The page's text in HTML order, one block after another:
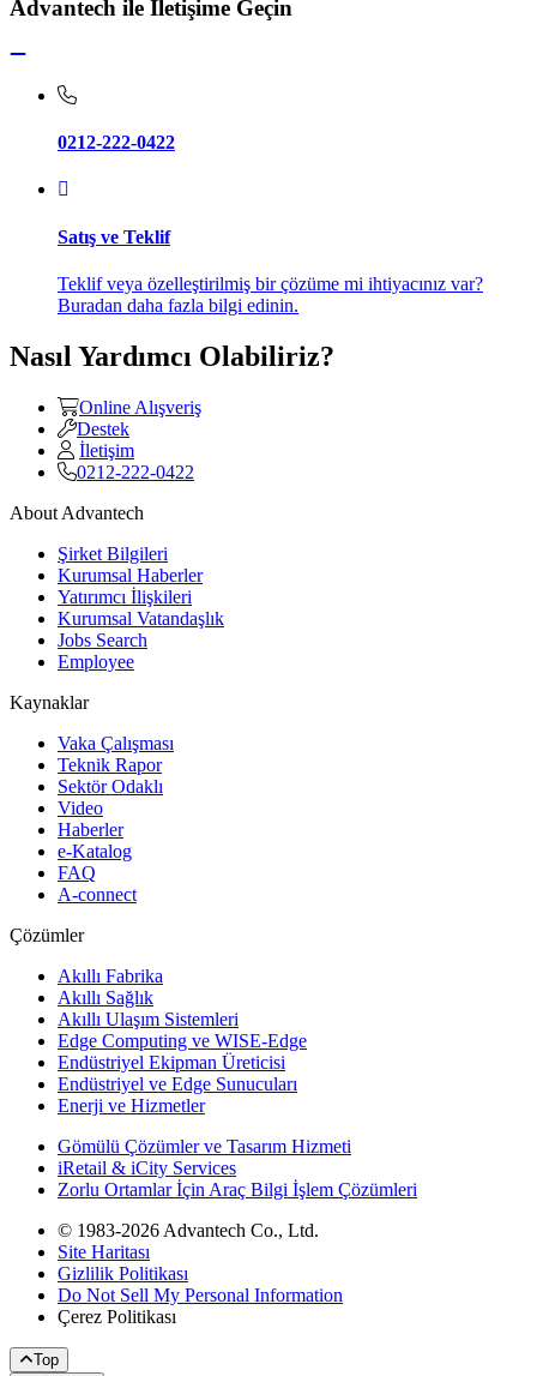
Advantech ile İletişime Geçin
0212-222-0422
Satış ve Teklif
Teklif veya özelleştirilmiş bir çözüme mi ihtiyacınız var?
Buradan daha fazla bilgi edinin.
Nasıl Yardımcı Olabiliriz?
Online Alışveriş
Destek
İletişim
0212-222-0422
About Advantech
Şirket Bilgileri
Kurumsal Haberler
Yatırımcı İlişkileri
Kurumsal Vatandaşlık
Jobs Search
Employee
Kaynaklar
Vaka Çalışması
Teknik Rapor
Sektör Odaklı
Video
Haberler
e-Katalog
FAQ
A-connect
Çözümler
Akıllı Fabrika
Akıllı Sağlık
Akıllı Ulaşım Sistemleri
Edge Computing ve WISE-Edge
Endüstriyel Ekipman Üreticisi
Endüstriyel ve Edge Sunucuları
Enerji ve Hizmetler
Gömülü Çözümler ve Tasarım Hizmeti
iRetail & iCity Services
Zorlu Ortamlar İçin Araç Bilgi İşlem Çözümleri
© 1983-2026 Advantech Co., Ltd.
Site Haritası
Gizlilik Politikası
Do Not Sell My Personal Information
Çerez Politikası
Top